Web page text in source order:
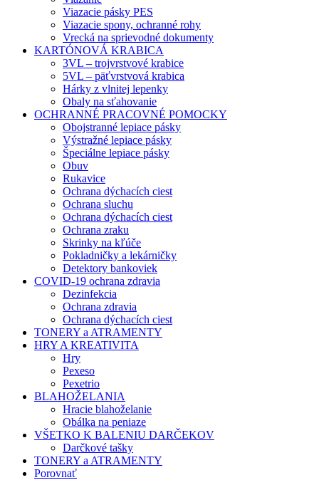
Viazacie pásky PES
Viazacie spony, ochranné rohy
Vrecká na sprievodné dokumenty
KARTÓNOVÁ KRABICA
3VL – trojvrstvové krabice
5VL – päťvrstvová krabica
Hárky z vlnitej lepenky
Obaly na sťahovanie
OCHRANNÉ PRACOVNÉ POMOCKY
Obojstranné lepiace pásky
Výstražné lepiace pásky
Špeciálne lepiace pásky
Obuv
Rukavice
Ochrana dýchacích ciest
Ochrana sluchu
Ochrana dýchacích ciest
Ochrana zraku
Skrinky na kľúče
Pokladničky a lekárničky
Detektory bankoviek
COVID-19 ochrana zdravia
Dezinfekcia
Ochrana zdravia
Ochrana dýchacích ciest
TONERY a ATRAMENTY
HRY A KREATIVITA
Hry
Pexeso
Pexetrio
BLAHOŽELANIA
Hracie blahoželanie
Obálka na peniaze
VŠETKO K BALENIU DARČEKOV
Darčkové tašky
TONERY a ATRAMENTY
Porovnať